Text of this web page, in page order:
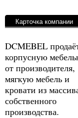
Карточка компании
DCMEBEL
корпусную
от производителя,
мягкую мебель и
кровати из
собственного
производства.